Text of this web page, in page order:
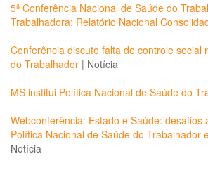
5ª Conferência Nacional de Saúde do
Trabalhadora: Relatório Nacional
Conferência discute falta de controle social
do Trabalhador | Notícia
MS institui Política Nacional de Saúde do
Webconferência: Estado e Saúde: desafios
Política Nacional de Saúde do Trabalhador
Notícia